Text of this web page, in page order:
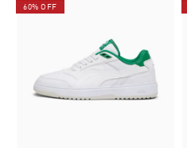
60% OFF